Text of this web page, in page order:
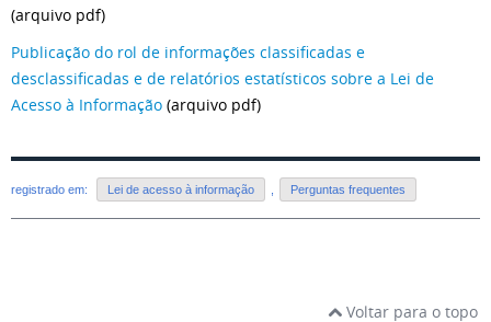
(arquivo pdf)
Publicação do rol de informações classificadas e
desclassificadas e de relatórios estatísticos sobre a Lei de
Acesso à Informação (arquivo pdf)
registrado em: Lei de acesso à informação Perguntas frequentes
Voltar para o topo